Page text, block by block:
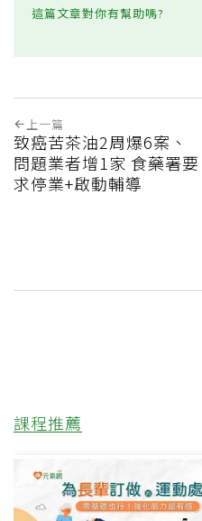
這篇文章對你有幫助嗎?
上一篇
致癌苦茶油2周爆6案、
問題業者增1家 食藥署要
求停業+啟動輔導
課程推薦